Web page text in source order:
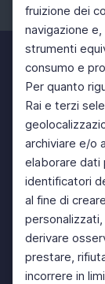
fruizione dei
navigazione
strumenti
consumo e
Per quanto
Rai e terzi
archiviare e/o
elaborare dati
identificatori
al fine di
derivare
prestare,
incorrere in
Facebook